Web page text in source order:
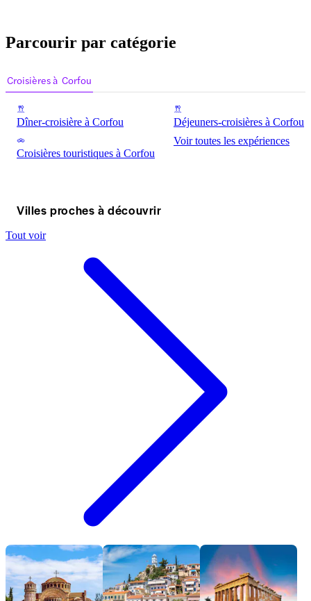
Parcourir par catégorie
Croisières à Corfou
Dîner-croisière à Corfou Déjeuners-croisières à Corfou
Croisières touristiques à Corfou
Voir toutes les expériences
Villes proches à découvrir
Tout voir